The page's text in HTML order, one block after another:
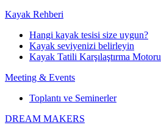
Kayak Rehberi
Hangi kayak tesisi size uygun?
Kayak seviyenizi belirleyin
Kayak Tatili Karşılaştırma Motoru
Meeting & Events
Toplantı ve Seminerler
DREAM MAKERS